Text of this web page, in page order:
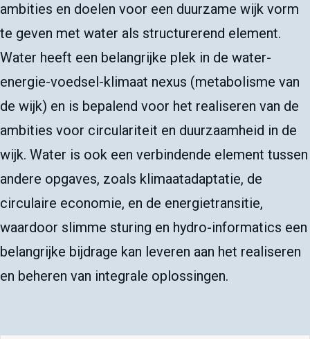
ambities en doelen voor een duurzame wijk vorm
te geven met water als structurerend element.
Water heeft een belangrijke plek in de water-
energie-voedsel-klimaat nexus (metabolisme van
de wijk) en is bepalend voor het realiseren van de
ambities voor circulariteit en duurzaamheid in de
wijk. Water is ook een verbindende element tussen
andere opgaves, zoals klimaatadaptatie, de
circulaire economie, en de energietransitie,
waardoor slimme sturing en hydro-informatics een
belangrijke bijdrage kan leveren aan het realiseren
en beheren van integrale oplossingen.